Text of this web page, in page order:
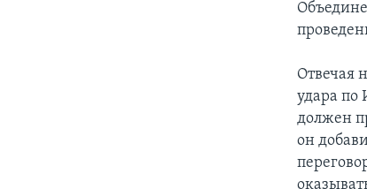
Отвечая
удара по
должен
он